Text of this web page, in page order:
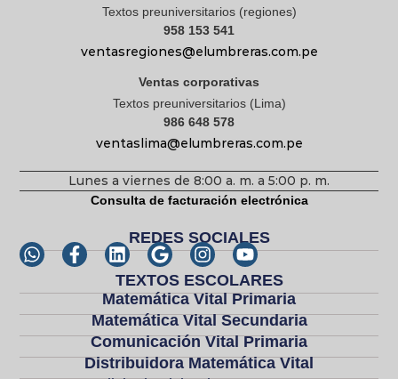
Textos preuniversitarios (regiones)
958 153 541
ventasregiones@elumbreras.com.pe
Ventas corporativas
Textos preuniversitarios (Lima)
986 648 578
ventaslima@elumbreras.com.pe
Lunes a viernes de 8:00 a. m. a 5:00 p. m.
Consulta de facturación electrónica
REDES SOCIALES
TEXTOS ESCOLARES
Matemática Vital Primaria
Matemática Vital Secundaria
Comunicación Vital Primaria
Distribuidora Matemática Vital